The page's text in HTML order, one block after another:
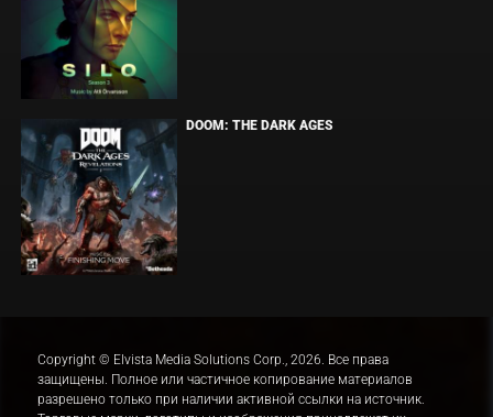
DOOM: THE DARK AGES
Copyright © Elvista Media Solutions Corp., 2026. Все права
защищены. Полное или частичное копирование материалов
разрешено только при наличии активной ссылки на источник.